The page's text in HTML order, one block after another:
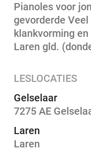
Pianoles voor
gevorderde
klankvorming
Laren gld.
LESLOCATIES
Gelselaar
7275 AE
Laren
Laren